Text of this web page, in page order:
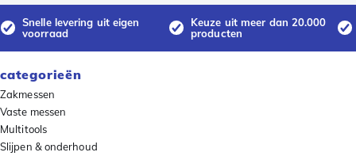
Snelle levering uit eigen
voorraad
Keuze uit meer dan 20.000
producten
categorieën
Zakmessen
Vaste messen
Multitools
Slijpen & onderhoud